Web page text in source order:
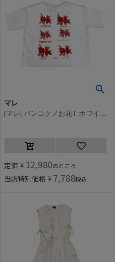
マレ
定価 ¥ 12,980のところ
当店特別価格 ¥ 7,788税込